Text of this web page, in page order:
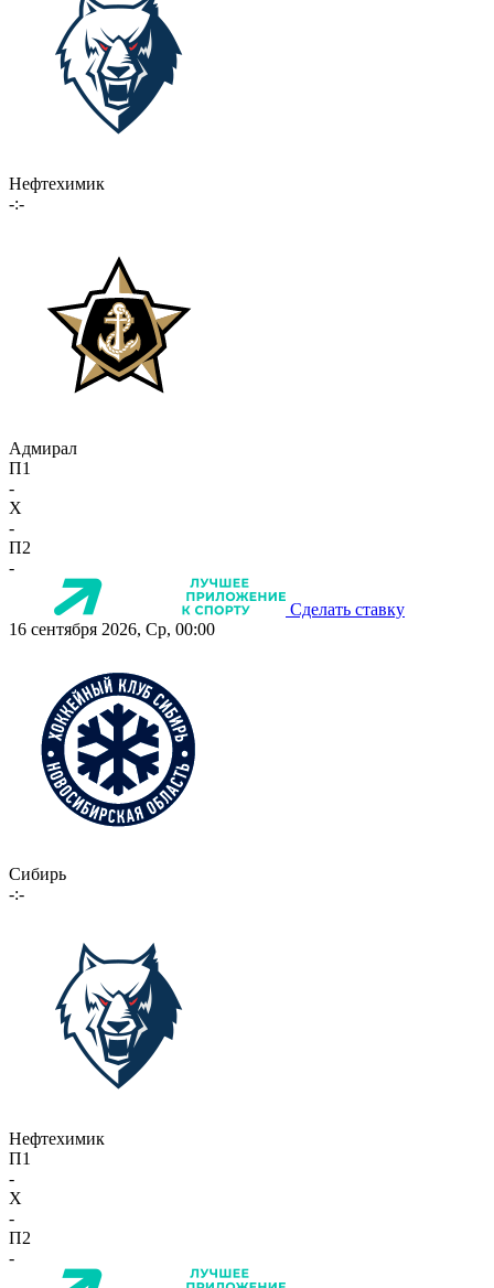
Нефтехимик
-:-
Адмирал
П1
-
X
-
П2
-
Сделать ставку
16 сентября 2026, Ср, 00:00
Сибирь
-:-
Нефтехимик
П1
-
X
-
П2
-